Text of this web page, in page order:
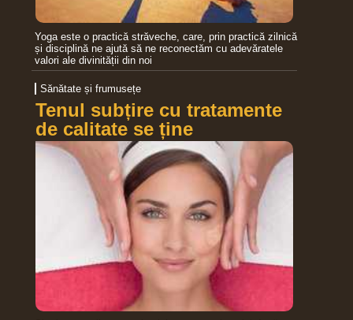
Yoga este o practică străveche, care, prin practică zilnică
și disciplină ne ajută să ne reconectăm cu adevăratele
valori ale divinității din noi
Sănătate și frumusețe
Tenul subțire cu tratamente
de calitate se ține